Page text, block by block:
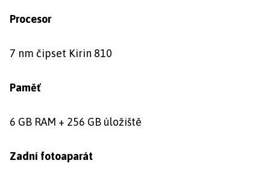
Procesor
7 nm čipset Kirin 810
Paměť
6 GB RAM + 256 GB úložiště
Zadní fotoaparát